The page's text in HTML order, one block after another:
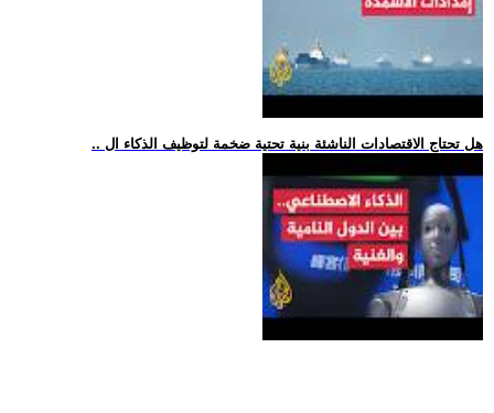
.. هل تحتاج الاقتصادات الناشئة بنية تحتية ضخمة لتوظيف الذكاء ال